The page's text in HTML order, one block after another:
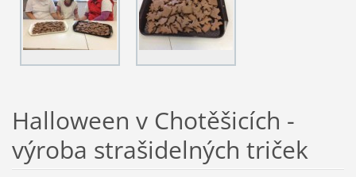
Halloween v Chotěšicích -
výroba strašidelných triček